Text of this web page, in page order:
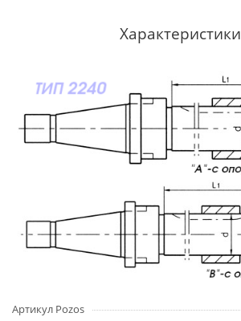
Характеристики
Артикул Pozos